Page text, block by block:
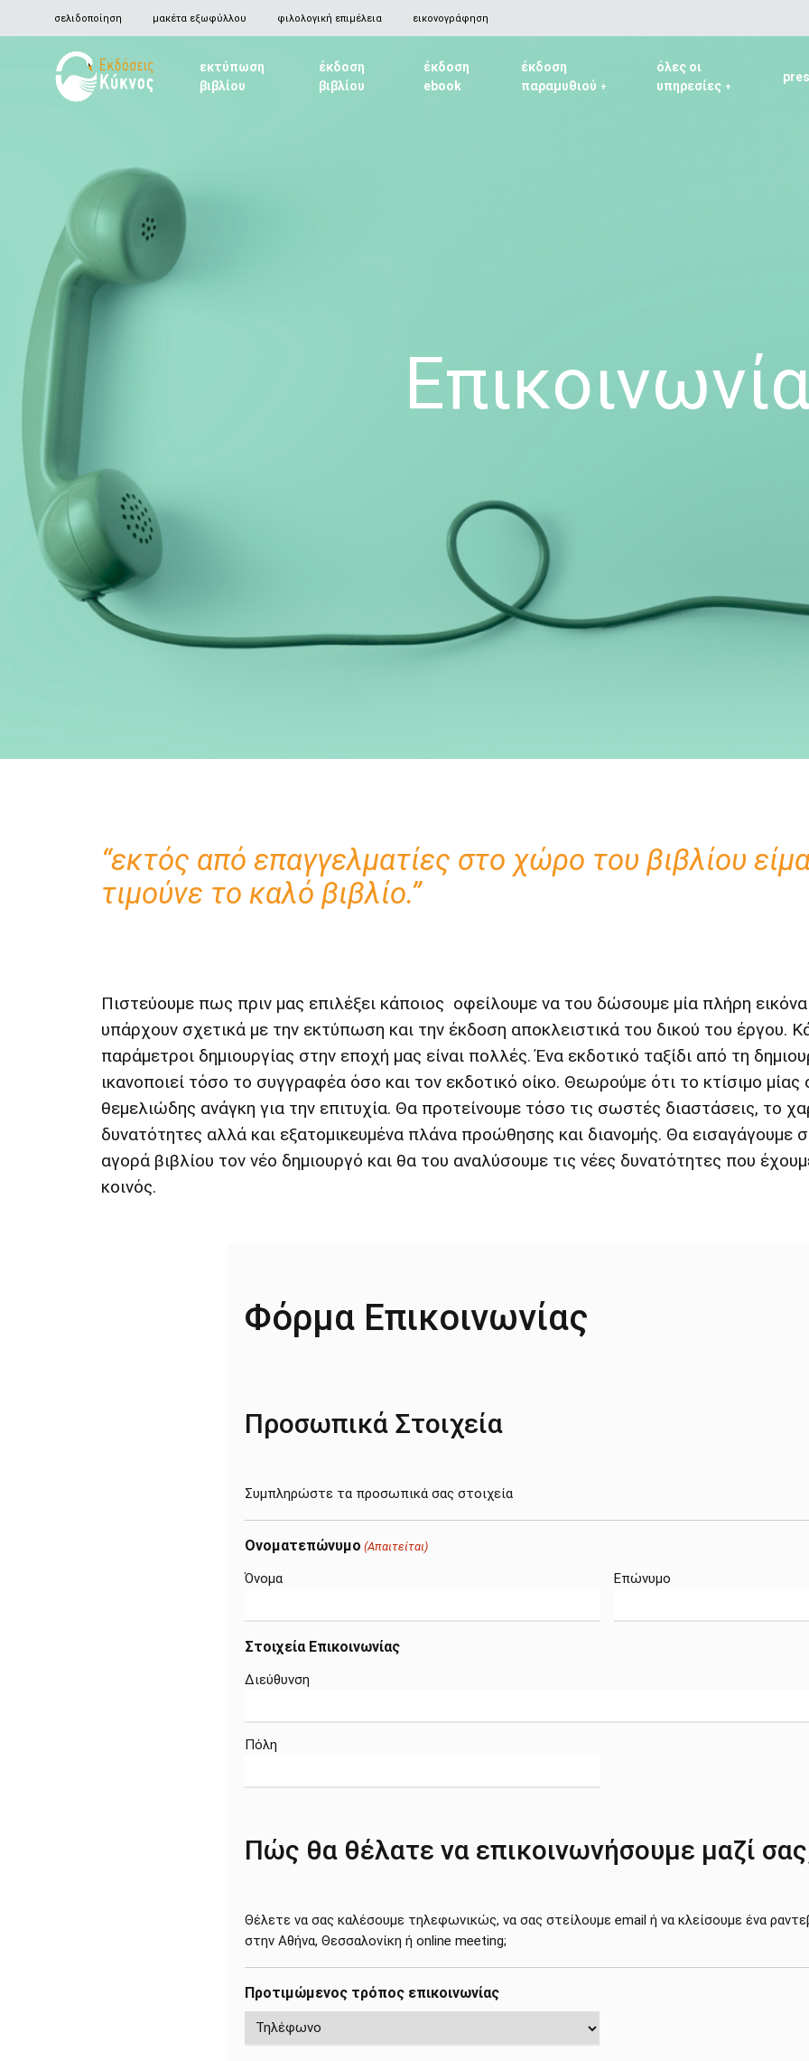
σελιδοποίηση μακέτα εξωφύλλου φιλολογική επιμέλεια εικονογράφηση
εκτύπωση
βιβλίου
έκδοση
βιβλίου
έκδοση
ebook
έκδοση
παραμυθιού +
όλες οι
υπηρεσίες +
“εκτός από επαγγελματίες στο χώρο του βιβλίου
τιμούνε το καλό βιβλίο.”
Πιστεύουμε πως πριν μας επιλέξει κάποιος οφείλουμε να του δώσουμε μία πλήρη
υπάρχουν σχετικά με την εκτύπωση και την έκδοση αποκλειστικά του δικού του έργου.
παράμετροι δημιουργίας στην εποχή μας είναι πολλές. Ένα εκδοτικό ταξίδι από τη
ικανοποιεί τόσο το συγγραφέα όσο και τον εκδοτικό οίκο. Θεωρούμε ότι το κτίσιμο μίας
θεμελιώδης ανάγκη για την επιτυχία. Θα προτείνουμε τόσο τις σωστές διαστάσεις, το
δυνατότητες αλλά και εξατομικευμένα πλάνα προώθησης και διανομής. Θα εισαγάγουμε
αγορά βιβλίου τον νέο δημιουργό και θα του αναλύσουμε τις νέες δυνατότητες που
κοινός.
Φόρμα Επικοινωνίας
Προσωπικά Στοιχεία
Συμπληρώστε τα προσωπικά σας στοιχεία
Ονοματεπώνυμο (Απαιτείται)
Όνομα Επώνυμο
Στοιχεία Επικοινωνίας
Διεύθυνση
Πόλη
Πώς θα θέλατε να επικοινωνήσουμε μαζί
Θέλετε να σας καλέσουμε τηλεφωνικώς, να σας στείλουμε email ή να κλείσουμε ένα
στην Αθήνα, Θεσσαλονίκη ή online meeting;
Προτιμώμενος τρόπος επικοινωνίας